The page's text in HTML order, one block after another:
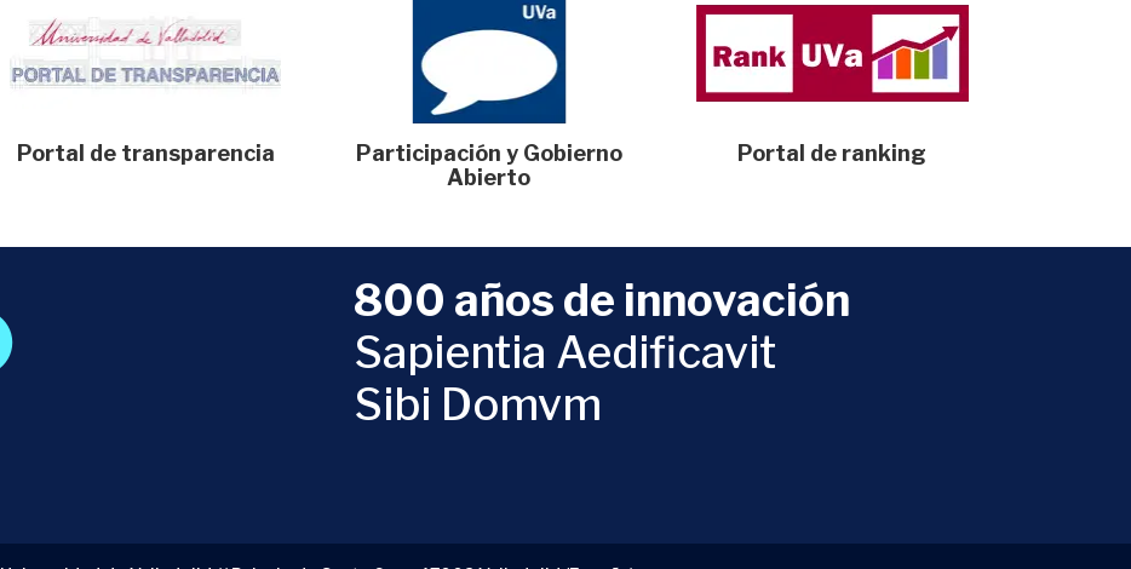
Portal de transparencia
Participación y Gobierno
Abierto
Portal de ranking
800 años de innovación
Sapientia Aedificavit
Sibi Domvm